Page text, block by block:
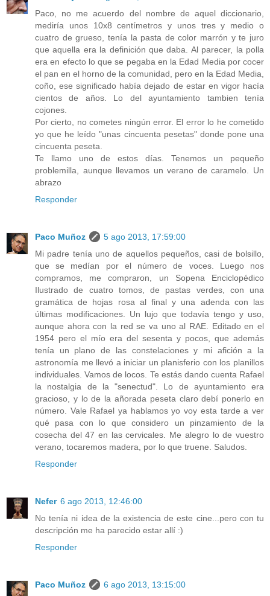
Paco, no me acuerdo del nombre de aquel diccionario,
mediría unos 10x8 centímetros y unos tres y medio o
cuatro de grueso, tenía la pasta de color marrón y te juro
que aquella era la definición que daba. Al parecer, la polla
era en efecto lo que se pegaba en la Edad Media por cocer
el pan en el horno de la comunidad, pero en la Edad Media,
coño, ese significado había dejado de estar en vigor hacía
cientos de años. Lo del ayuntamiento tambien tenía
cojones.
Por cierto, no cometes ningún error. El error lo he cometido
yo que he leído "unas cincuenta pesetas" donde pone una
cincuenta peseta.
Te llamo uno de estos días. Tenemos un pequeño
problemilla, aunque llevamos un verano de caramelo. Un
abrazo
Responder
Paco Muñoz
5 ago 2013, 17:59:00
Mi padre tenía uno de aquellos pequeños, casi de bolsillo,
que se medían por el número de voces. Luego nos
compramos, me compraron, un Sopena Enciclopédico
Ilustrado de cuatro tomos, de pastas verdes, con una
gramática de hojas rosa al final y una adenda con las
últimas modificaciones. Un lujo que todavía tengo y uso,
aunque ahora con la red se va uno al RAE. Editado en el
1954 pero el mío era del sesenta y pocos, que además
tenía un plano de las constelaciones y mi afición a la
astronomía me llevó a iniciar un planisferio con los planillos
individuales. Vamos de locos. Te estás dando cuenta Rafael
la nostalgia de la "senectud". Lo de ayuntamiento era
gracioso, y lo de la añorada peseta claro debí ponerlo en
número. Vale Rafael ya hablamos yo voy esta tarde a ver
qué pasa con lo que considero un pinzamiento de la
cosecha del 47 en las cervicales. Me alegro lo de vuestro
verano, tocaremos madera, por lo que truene. Saludos.
Responder
Nefer 6 ago 2013, 12:46:00
No tenía ni idea de la existencia de este cine...pero con tu
descripción me ha parecido estar allí :)
Responder
Paco Muñoz
6 ago 2013, 13:15:00